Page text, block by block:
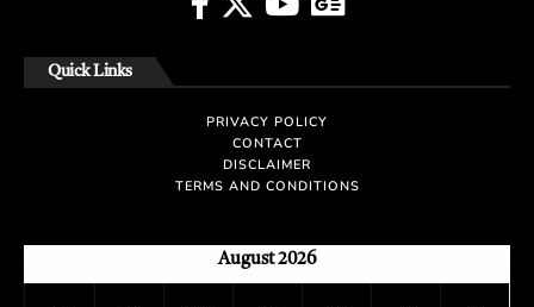
Quick Links
PRIVACY POLICY
CONTACT
DISCLAIMER
TERMS AND CONDITIONS
August 2026